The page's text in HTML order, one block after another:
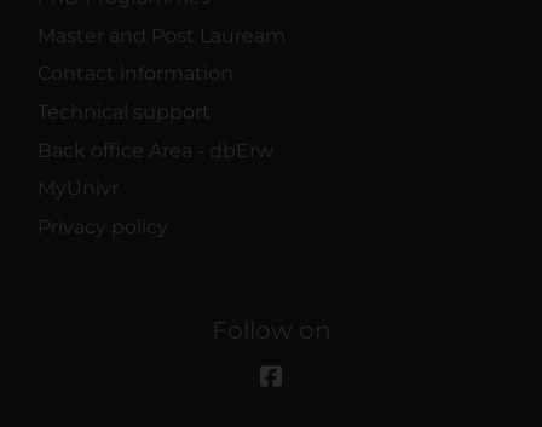
Master and Post Lauream
Contact information
Technical support
Back office Area - dbErw
MyUnivr
Privacy policy
Follow on